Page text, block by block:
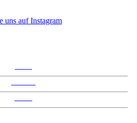
uns auf Instagram